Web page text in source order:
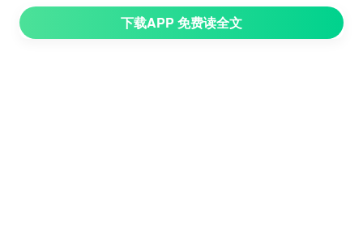
萧夜辰拿了全部的身家来提亲，诚意满满，萧夫人和
下载APP 免费读全文